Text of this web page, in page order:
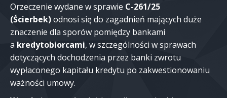
Orzeczenie wydane w sprawie C-261/25
(Ścierbek)odnosi się do zagadnień mających duże
znaczenie dla sporów pomiędzy bankami
a kredytobiorcami, w szczególności w sprawach
dotyczących dochodzenia przez banki zwrotu
wypłaconego kapitału kredytu po zakwestionowaniu
ważności umowy.